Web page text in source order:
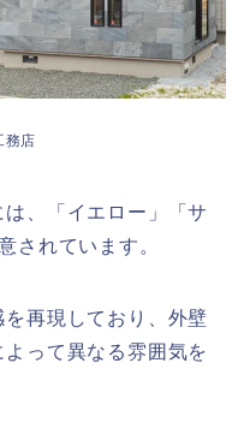
務店
、「イエロー」「サ
されています。
再現しており、外壁
って異なる雰囲気を